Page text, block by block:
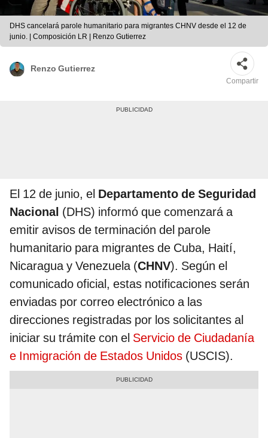
DHS cancelará parole humanitario para migrantes CHNV desde el 12 de
junio. | Composición LR | Renzo Gutierrez
Renzo Gutierrez
Compartir
El 12 de junio, el Departamento de Seguridad
Nacional (DHS) informó que comenzará a
emitir avisos de terminación del parole
humanitario para migrantes de Cuba, Haití,
Nicaragua y Venezuela (CHNV). Según el
comunicado oficial, estas notificaciones serán
enviadas por correo electrónico a las
direcciones registradas por los solicitantes al
iniciar su trámite con el Servicio de Ciudadanía
e Inmigración de Estados Unidos (USCIS).